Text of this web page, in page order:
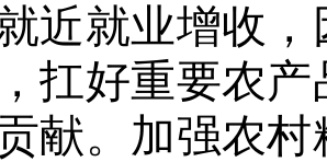
近就业增收
扛好重要农
献。加强农